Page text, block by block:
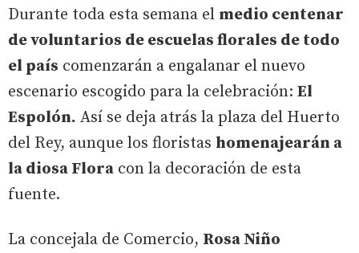
Durante toda esta semana el medio centenar
de voluntarios de escuelas florales de todo
el país comenzarán a engalanar el nuevo
escenario escogido para la celebración: El
Espolón. Así se deja atrás la plaza del Huerto
del Rey, aunque los floristas homenajearán a
la diosa Flora con la decoración de esta
fuente.
La concejala de Comercio, Rosa Niño